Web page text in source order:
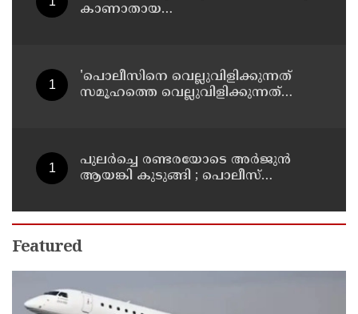
കാണാതായ
'പൊലീസിനെ വെല്ലുവിളിക്കുന്നത്
സമൂഹത്തെ വെല്ലുവിളിക്കുന്നത്
പുലര്‍ച്ചെ രണ്ടരയോടെ അര്‍ജുന്‍
ആയങ്കി കുടുങ്ങി ; പൊലീസ്
Featured